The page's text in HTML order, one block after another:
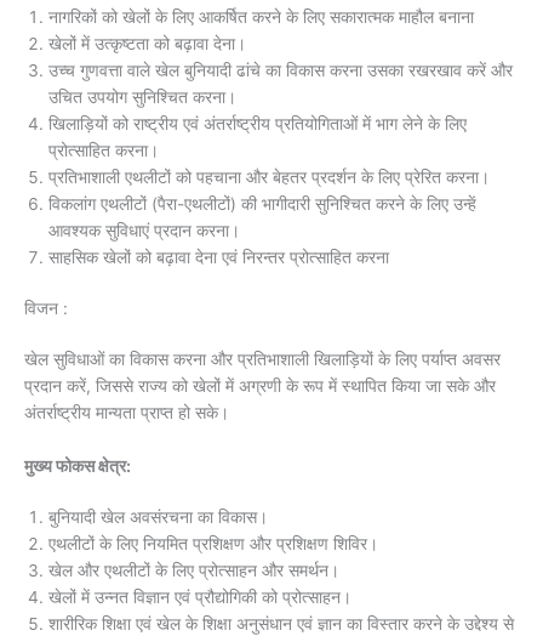
नागरिकों को खेलों के लिए आकर्षित करने के लिए सकारात्मक माहौल बनाना
खेलों में उत्कृष्टता को बढ़ावा देना।
उच्च गुणवत्ता वाले खेल बुनियादी ढांचे का विकास करना उसका रखरखाव करें और
उचित उपयोग सुनिश्चित करना।
खिलाड़ियों को राष्ट्रीय एवं अंतर्राष्ट्रीय प्रतियोगिताओं में भाग लेने के लिए
प्रोत्साहित करना।
प्रतिभाशाली एथलीटों को पहचाना और बेहतर प्रदर्शन के लिए प्रेरित करना।
विकलांग एथलीटों (पैरा-एथलीटों) की भागीदारी सुनिश्चित करने के लिए उन्हें
आवश्यक सुविधाएं प्रदान करना।
साहसिक खेलों को बढ़ावा देना एवं निरन्तर प्रोत्साहित करना
विजन :
खेल सुविधाओं का विकास करना और प्रतिभाशाली खिलाड़ियों के लिए पर्याप्त अवसर
प्रदान करें, जिससे राज्य को खेलों में अग्रणी के रूप में स्थापित किया जा सके और
अंतर्राष्ट्रीय मान्यता प्राप्त हो सके।
मुख्य फोकस क्षेत्र:
बुनियादी खेल अवसंरचना का विकास।
एथलीटों के लिए नियमित प्रशिक्षण और प्रशिक्षण शिविर।
खेल और एथलीटों के लिए प्रोत्साहन और समर्थन।
खेलों में उन्नत विज्ञान एवं प्रौद्योगिकी को प्रोत्साहन।
शारीरिक शिक्षा एवं खेल के शिक्षा अनुसंधान एवं ज्ञान का विस्तार करने के उद्देश्य से